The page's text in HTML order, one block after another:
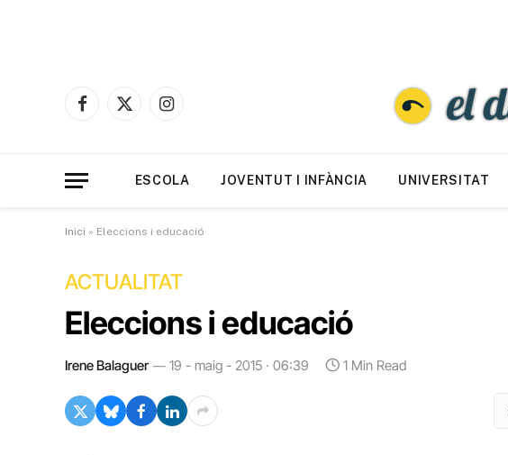
Facebook
X
Instagram
ESCOLA JOVENTUT I INFÀNCIA UNIVERSITAT
Inici » Eleccions i educació
ACTUALITAT
Eleccions i educació
Irene Balaguer 19 - maig - 2015 · 06:39 1 Min Read